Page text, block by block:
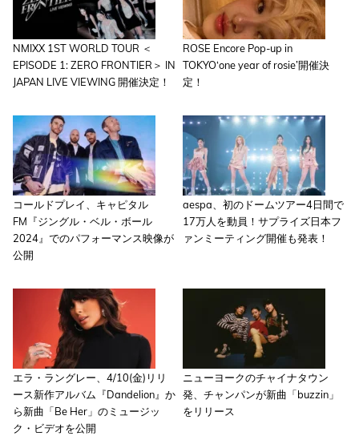
NMIXX 1ST WORLD TOUR ＜
EPISODE 1: ZERO FRONTIER＞ IN
JAPAN LIVE VIEWING 開催決定！
ROSE Encore Pop-up in
TOKYO‘one year of rosie’開催決
定！
コールドプレイ、キャピタル
FM『ジングル・ベル・ボール
2024』でのパフォーマンス映像が
公開
aespa、初のドームツアー4日間で
17万人を動員！サプライズ日本フ
ァンミーティング開催も発表！
エラ・ラングレー、4/10(金)リリ
ース新作アルバム『Dandelion』か
ら新曲「Be Her」のミュージッ
ク・ビデオを公開
ニューヨークのチャイナタウン
発、チャンパンが新曲「buzzin」
をリリース